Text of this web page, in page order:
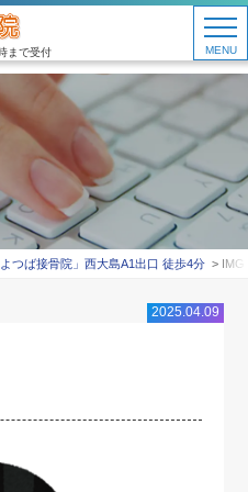
まで受付 MENU
つば接骨院」西大島A1出口 徒歩4分
2025.04.09